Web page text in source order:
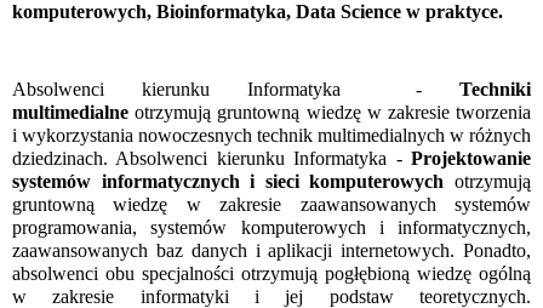
komputerowych, Bioinformatyka, Data Science w praktyce.
Absolwenci kierunku Informatyka - Techniki
multimedialne otrzymują gruntowną wiedzę w zakresie tworzenia
i wykorzystania nowoczesnych technik multimedialnych w różnych
dziedzinach. Absolwenci kierunku Informatyka -Projektowanie
systemów informatycznych i sieci komputerowych otrzymują
gruntowną wiedzę w zakresie zaawansowanych systemów
programowania, systemów komputerowych i informatycznych,
zaawansowanych baz danych i aplikacji internetowych. Ponadto,
absolwenci obu specjalności otrzymują pogłębioną wiedzę ogólną
w zakresie informatyki i jej podstaw teoretycznych.